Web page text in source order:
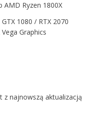
AMD Ryzen 1800X
1080 / RTX 2070
Graphics
z najnowszą aktualizacją